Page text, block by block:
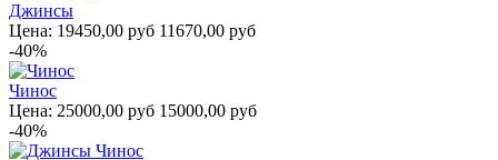
Джинсы
Цена: 19450,00 руб 11670,00 руб
-40%
Чинос
Цена: 25000,00 руб 15000,00 руб
-40%